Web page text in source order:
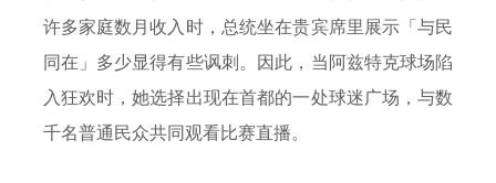
许多家庭数月收入时，总统坐在贵宾席里展示「与民
同在」多少显得有些讽刺。因此，当阿兹特克球场陷
入狂欢时，她选择出现在首都的一处球迷广场，与数
千名普通民众共同观看比赛直播。